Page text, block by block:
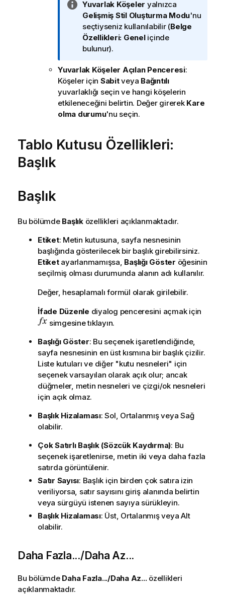
B
i
l
g
i
o
t
u
Yuvarlak Köşeler yalnızca
Gelişmiş Stil Oluşturma Modu'nu
seçtiyseniz kullanılabilir (Belge
Özellikleri: Geneliçinde
bulunur).
Yuvarlak Köşeler Açılan Penceresi:
Köşeler için Sabitveya Bağıntılı
yuvarlaklığı seçin ve hangi köşelerin
etkileneceğini belirtin. Değer girerek Kare
olma durumu'nu seçin.
Tablo Kutusu Özellikleri:
Başlık
Başlık
Bu bölümde Başlıközellikleri açıklanmaktadır.
Etiket: Metin kutusuna, sayfa nesnesinin
başlığında gösterilecek bir başlık girebilirsiniz.
Etiketayarlanmamışsa, Başlığı Göster öğesinin
seçilmiş olması durumunda alanın adı kullanılır.
Değer, hesaplamalı formül olarak girilebilir.
İfade Düzenle diyalog penceresini açmak için
simgesine tıklayın.
Başlığı Göster: Bu seçenek işaretlendiğinde,
sayfa nesnesinin en üst kısmına bir başlık çizilir.
Liste kutuları ve diğer "kutu nesneleri" için
seçenek varsayılan olarak açık olur; ancak
düğmeler, metin nesneleri ve çizgi/ok nesneleri
için açık olmaz.
Başlık Hizalaması: Sol, Ortalanmış veya Sağ
olabilir.
Çok Satırlı Başlık (Sözcük Kaydırma): Bu
seçenek işaretlenirse, metin iki veya daha fazla
satırda görüntülenir.
Satır Sayısı: Başlık için birden çok satıra izin
veriliyorsa, satır sayısını giriş alanında belirtin
veya sürgüyü istenen sayıya sürükleyin.
Başlık Hizalaması: Üst, Ortalanmış veya Alt
olabilir.
Daha Fazla.../Daha Az...
Bu bölümde Daha Fazla.../Daha Az...özellikleri
açıklanmaktadır.